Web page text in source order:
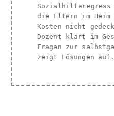
Sozialhilferegress
die Eltern im Heim
Kosten nicht
Dozent klärt im
Fragen zur
zeigt Lösungen auf.